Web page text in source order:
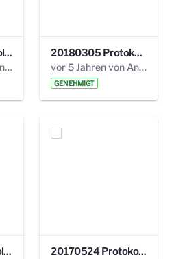
20180611 Protokoll 23. Steuerungskreis.pdf
vor 5 Jahren von Anni Schlumberger
20180305 Protokoll 22. Steuerungskreis.pdf
vor 5 Jahren von Anni Schlumberger
GENEHMIGT
20171018 Protokoll 21. Steuerungskreis.pdf
20170524 Protokoll 20. Steuerungskreis.pdf